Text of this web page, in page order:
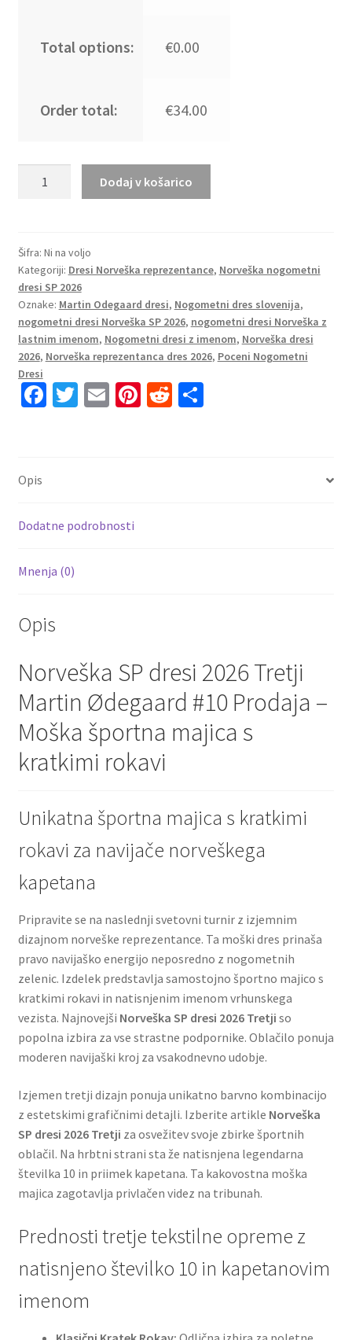
Total options: €0.00
Order total: €34.00
Tretji
Martin
Ødegaard
#10
Prodaja
količina
Dodaj v košarico
Šifra: Ni na voljo
Kategoriji: Dresi Norveška reprezentance, Norveška nogometni
dresi SP 2026
Oznake: Martin Odegaard dresi, Nogometni dres slovenija,
nogometni dresi Norveška SP 2026, nogometni dresi Norveška z
lastnim imenom, Nogometni dresi z imenom, Norveška dresi
2026, Norveška reprezentanca dres 2026, Poceni Nogometni
Dresi
Fa
k
T E Pi R S
Opis
Dodatne podrobnosti
Mnenja (0)
Opis
Norveška SP dresi 2026 Tretji
Martin Ødegaard #10 Prodaja –
Moška športna majica s
kratkimi rokavi
Unikatna športna majica s kratkimi
rokavi za navijače norveškega
kapetana
Pripravite se na naslednji svetovni turnir z izjemnim
dizajnom norveške reprezentance. Ta moški dres prinaša
pravo navijaško energijo neposredno z nogometnih
zelenic. Izdelek predstavlja samostojno športno majico s
kratkimi rokavi in natisnjenim imenom vrhunskega
vezista. Najnovejši Norveška SP dresi 2026 Tretji so
popolna izbira za vse strastne podpornike. Oblačilo ponuja
moderen navijaški kroj za vsakodnevno udobje.
Izjemen tretji dizajn ponuja unikatno barvno kombinacijo
z estetskimi grafičnimi detajli. Izberite artikle Norveška
SP dresi 2026 Tretji za osvežitev svoje zbirke športnih
oblačil. Na hrbtni strani sta že natisnjena legendarna
številka 10 in priimek kapetana. Ta kakovostna moška
majica zagotavlja privlačen videz na tribunah.
Prednosti tretje tekstilne opreme z
natisnjeno številko 10 in kapetanovim
imenom